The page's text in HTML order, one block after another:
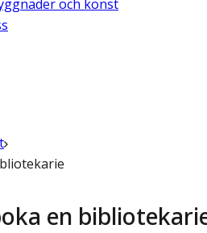
och konst
en